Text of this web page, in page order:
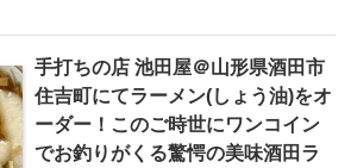
手打ちの店 池田屋＠山形県酒田市
住吉町にてラーメン(しょう油)をオ
ーダー！このご時世にワンコイン
でお釣りがくる驚愕の美味酒田ラ